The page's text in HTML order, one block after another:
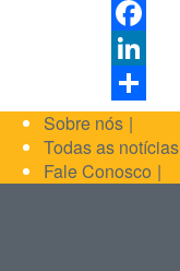
Facebook
LinkedIn
Share
Sobre nós
Todas as notícias
Fale Conosco